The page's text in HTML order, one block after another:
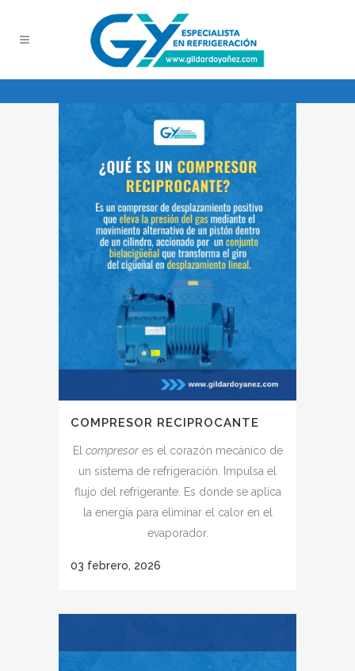
COMPRESOR RECIPROCANTE
El compresores el corazón mecánico de
un sistema de refrigeración. Impulsa el
flujo del refrigerante. Es donde se aplica
la energía para eliminar el calor en el
evaporador.
03 febrero, 2026